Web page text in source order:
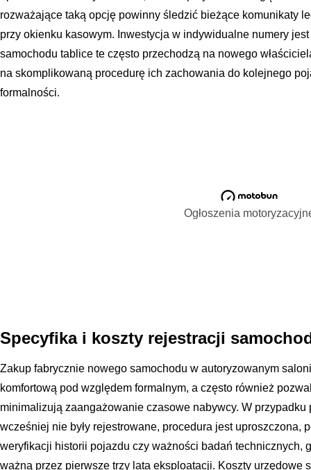
rozważające taką opcję powinny śledzić bieżące komunikaty
przy okienku kasowym. Inwestycja w indywidualne numery
samochodu tablice te często przechodzą na nowego
na skomplikowaną procedurę ich zachowania do kolejnego
formalności.
Ogłoszenia
Specyfika i koszty rejestracji
Zakup fabrycznie nowego samochodu w autoryzowanym
komfortową pod względem formalnym, a często również
minimalizują zaangażowanie czasowe nabywcy. W
wcześniej nie były rejestrowane, procedura jest uproszczona,
weryfikacji historii pojazdu czy ważności badań technicznych,
ważną przez pierwsze trzy lata eksploatacji. Koszty urzędowe